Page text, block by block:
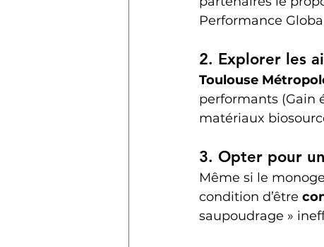
Performance
2. Explorer les
Toulouse
performants (Gain
matériaux
3. Opter pour
Même si le
condition d’être
saupoudrage »